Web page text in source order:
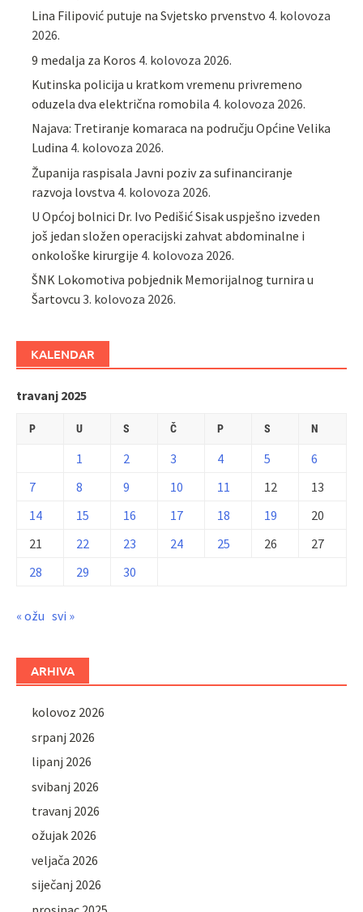
Lina Filipović putuje na Svjetsko prvenstvo 4. kolovoza
2026.
9 medalja za Koros 4. kolovoza 2026.
Kutinska policija u kratkom vremenu privremeno
oduzela dva električna romobila 4. kolovoza 2026.
Najava: Tretiranje komaraca na području Općine Velika
Ludina 4. kolovoza 2026.
Županija raspisala Javni poziv za sufinanciranje
razvoja lovstva 4. kolovoza 2026.
U Općoj bolnici Dr. Ivo Pedišić Sisak uspješno izveden
još jedan složen operacijski zahvat abdominalne i
onkološke kirurgije 4. kolovoza 2026.
ŠNK Lokomotiva pobjednik Memorijalnog turnira u
Šartovcu 3. kolovoza 2026.
KALENDAR
travanj 2025
P U S Č P S N
1 2 3 4 5
6
7
8 9 10 11 12
13
14
15 16 17 18 19
20
21
22 23 24 25 26
27
28
29 30
« ožu svi »
ARHIVA
kolovoz 2026
srpanj 2026
lipanj 2026
svibanj 2026
travanj 2026
ožujak 2026
veljača 2026
siječanj 2026